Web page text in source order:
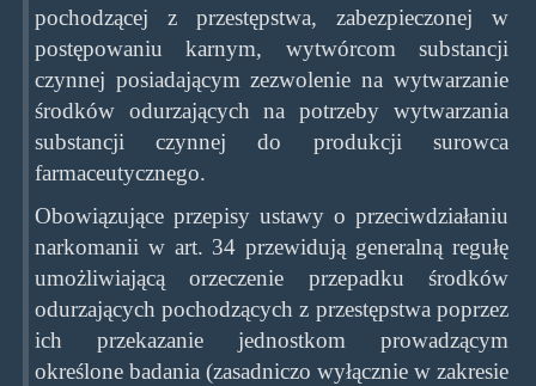
pochodzącej z przestępstwa, zabezpieczonej w
postępowaniu karnym, wytwórcom substancji
czynnej posiadającym zezwolenie na wytwarzanie
środków odurzających na potrzeby wytwarzania
substancji czynnej do produkcji surowca
farmaceutycznego.
Obowiązujące przepisy ustawy o przeciwdziałaniu
narkomanii w art. 34 przewidują generalną regułę
umożliwiającą orzeczenie przepadku środków
odurzających pochodzących z przestępstwa poprzez
ich przekazanie jednostkom prowadzącym
określone badania (zasadniczo wyłącznie w zakresie